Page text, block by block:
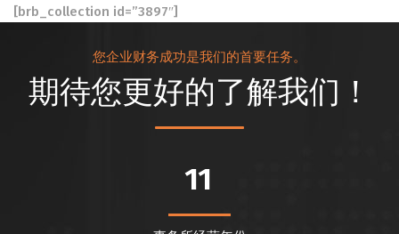
[brb_collection id=”3897″]
您企业财务成功是我们的首要任务。
期待您更好的了解我们！
11